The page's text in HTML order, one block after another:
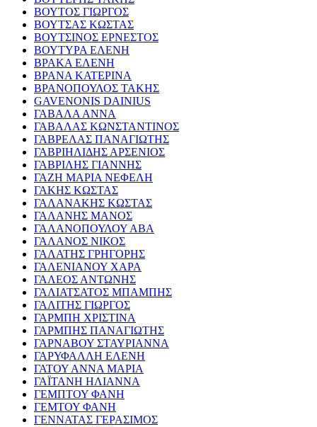
ΒΟΥΤΟΣ ΓΙΩΡΓΟΣ
ΒΟΥΤΣΑΣ ΚΩΣΤΑΣ
ΒΟΥΤΣΙΝΟΣ ΕΡΝΕΣΤΟΣ
ΒΟΥΤΥΡΑ ΕΛΕΝΗ
ΒΡΑΚΑ ΕΛΕΝΗ
ΒΡΑΝΑ ΚΑΤΕΡΙΝΑ
ΒΡΑΝΟΠΟΥΛΟΣ ΤΑΚΗΣ
GAVENONIS DAINIUS
ΓΑΒΑΛΑ ΑΝΝΑ
ΓΑΒΑΛΑΣ ΚΩΝΣΤΑΝΤΙΝΟΣ
ΓΑΒΡΕΛΑΣ ΠΑΝΑΓΙΩΤΗΣ
ΓΑΒΡΙΗΛΙΔΗΣ ΑΡΣΕΝΙΟΣ
ΓΑΒΡΙΛΗΣ ΓΙΑΝΝΗΣ
ΓΑΖΗ ΜΑΡΙΑ ΝΕΦΕΛΗ
ΓΑΚΗΣ ΚΩΣΤΑΣ
ΓΑΛΑΝΑΚΗΣ ΚΩΣΤΑΣ
ΓΑΛΑΝΗΣ ΜΑΝΟΣ
ΓΑΛΑΝΟΠΟΥΛΟΥ ΑΒΑ
ΓΑΛΑΝΟΣ ΝΙΚΟΣ
ΓΑΛΑΤΗΣ ΓΡΗΓΟΡΗΣ
ΓΑΛΕΝΙΑΝΟΥ ΧΑΡΑ
ΓΑΛΕΟΣ ΑΝΤΩΝΗΣ
ΓΑΛΙΑΤΣΑΤΟΣ ΜΠΑΜΠΗΣ
ΓΑΛΙΤΗΣ ΓΙΩΡΓΟΣ
ΓΑΡΜΠΗ ΧΡΙΣΤΙΝΑ
ΓΑΡΜΠΗΣ ΠΑΝΑΓΙΩΤΗΣ
ΓΑΡΝΑΒΟΥ ΣΤΑΥΡΙΑΝΝΑ
ΓΑΡΥΦΑΛΛΗ ΕΛΕΝΗ
ΓΑΤΟΥ ΑΝΝΑ ΜΑΡΙΑ
ΓΑΪΤΑΝΗ ΗΛΙΑΝΝΑ
ΓΕΜΠΤΟΥ ΦΑΝΗ
ΓΕΜΤΟΥ ΦΑΝΗ
ΓΕΝΝΑΤΑΣ ΓΕΡΑΣΙΜΟΣ